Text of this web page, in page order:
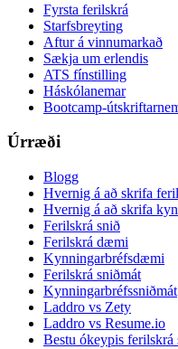
Fyrsta ferilskrá
Starfsbreyting
Aftur á vinnumarkað
Sækja um erlendis
ATS fínstilling
Háskólanemar
Bootcamp-
Úrræði
Blogg
Hvernig á að skrifa
Hvernig á að skrifa
Ferilskrá snið
Ferilskrá dæmi
Kynningarbréfsdæmi
Ferilskrá sniðmát
Kynningarbréfssniðmát
Laddro vs Zety
Laddro vs Resume.io
Bestu ókeypis